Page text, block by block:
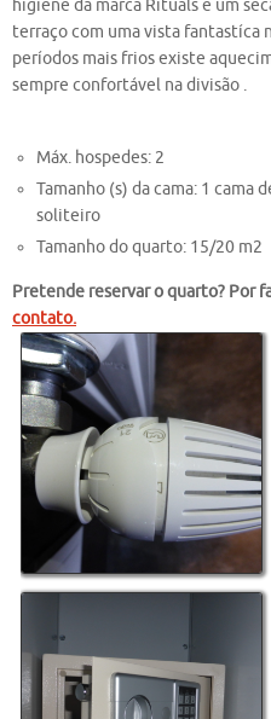
higiene da marca Rituals e um
terraço com uma vista fantastíca
períodos mais frios existe
sempre confortável na divisão .
Máx. hospedes: 2
Tamanho (s) da cama: 1 cama
soliteiro
Tamanho do quarto: 15/20 m2
Pretende reservar o quarto? Por
contato.